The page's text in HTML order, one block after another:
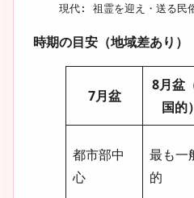
現代: 祖霊を迎え・送る
時期の目安（地域差あり）
7月盆
8月盆
国的）
都市部中
心
最も一
的